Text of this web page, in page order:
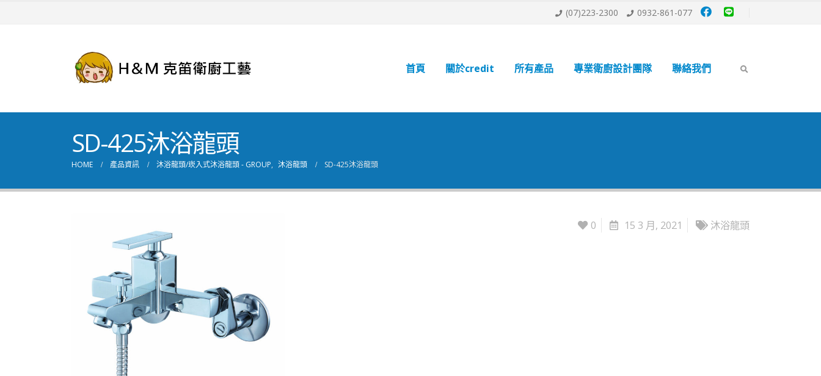
(07)223-2300 0932-861-077
首頁 關於credit 所有產品 專業衛廚設計團隊 聯絡我們
SD-425沐浴龍頭
HOME 產品資訊 沐浴龍頭/崁入式沐浴龍頭 - GROUP, 沐浴龍頭 SD-425沐浴龍頭
0 15 3 月, 2021 沐浴龍頭